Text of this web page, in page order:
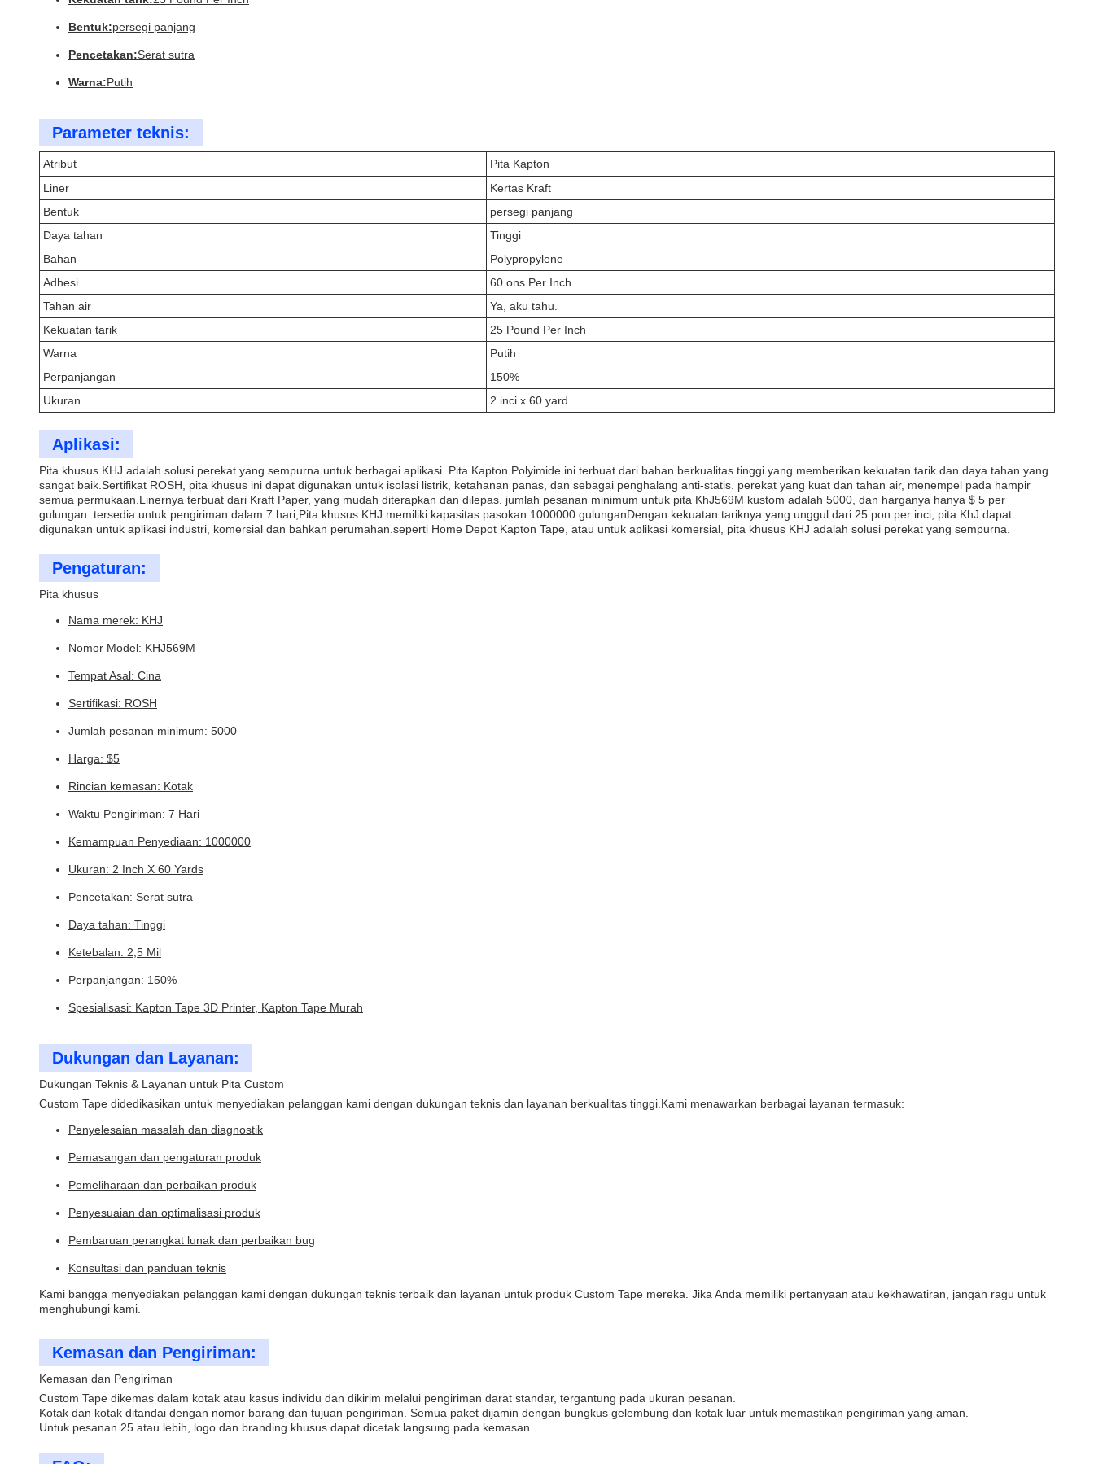
Bentuk:persegi panjang
Pencetakan:Serat sutra
Warna:Putih
Parameter teknis:
Atribut
Pita Kapton
Liner
Kertas Kraft
Bentuk
persegi panjang
Daya tahan
Tinggi
Bahan
Polypropylene
Adhesi
60 ons Per Inch
Tahan air
Ya, aku tahu.
Kekuatan tarik
25 Pound Per Inch
Warna
Putih
Perpanjangan
150%
Ukuran
2 inci x 60 yard
Aplikasi:
Pita khusus KHJ adalah solusi perekat yang sempurna untuk berbagai aplikasi. Pita Kapton Polyimide ini terbuat dari bahan berkualitas tinggi yang memberikan kekuatan tarik dan daya tahan yang
sangat baik.Sertifikat ROSH, pita khusus ini dapat digunakan untuk isolasi listrik, ketahanan panas, dan sebagai penghalang anti-statis. perekat yang kuat dan tahan air, menempel pada hampir
semua permukaan.Linernya terbuat dari Kraft Paper, yang mudah diterapkan dan dilepas. jumlah pesanan minimum untuk pita KhJ569M kustom adalah 5000, dan harganya hanya $ 5 per
gulungan. tersedia untuk pengiriman dalam 7 hari,Pita khusus KHJ memiliki kapasitas pasokan 1000000 gulunganDengan kekuatan tariknya yang unggul dari 25 pon per inci, pita KhJ dapat
digunakan untuk aplikasi industri, komersial dan bahkan perumahan.seperti Home Depot Kapton Tape, atau untuk aplikasi komersial, pita khusus KHJ adalah solusi perekat yang sempurna.
Pengaturan:
Pita khusus
Nama merek: KHJ
Nomor Model: KHJ569M
Tempat Asal: Cina
Sertifikasi: ROSH
Jumlah pesanan minimum: 5000
Harga: $5
Rincian kemasan: Kotak
Waktu Pengiriman: 7 Hari
Kemampuan Penyediaan: 1000000
Ukuran: 2 Inch X 60 Yards
Pencetakan: Serat sutra
Daya tahan: Tinggi
Ketebalan: 2,5 Mil
Perpanjangan: 150%
Spesialisasi: Kapton Tape 3D Printer, Kapton Tape Murah
Dukungan dan Layanan:
Dukungan Teknis & Layanan untuk Pita Custom
Custom Tape didedikasikan untuk menyediakan pelanggan kami dengan dukungan teknis dan layanan berkualitas tinggi.Kami menawarkan berbagai layanan termasuk:
Penyelesaian masalah dan diagnostik
Pemasangan dan pengaturan produk
Pemeliharaan dan perbaikan produk
Penyesuaian dan optimalisasi produk
Pembaruan perangkat lunak dan perbaikan bug
Konsultasi dan panduan teknis
Kami bangga menyediakan pelanggan kami dengan dukungan teknis terbaik dan layanan untuk produk Custom Tape mereka. Jika Anda memiliki pertanyaan atau kekhawatiran, jangan ragu untuk
menghubungi kami.
Kemasan dan Pengiriman:
Kemasan dan Pengiriman
Custom Tape dikemas dalam kotak atau kasus individu dan dikirim melalui pengiriman darat standar, tergantung pada ukuran pesanan.
Kotak dan kotak ditandai dengan nomor barang dan tujuan pengiriman. Semua paket dijamin dengan bungkus gelembung dan kotak luar untuk memastikan pengiriman yang aman.
Untuk pesanan 25 atau lebih, logo dan branding khusus dapat dicetak langsung pada kemasan.